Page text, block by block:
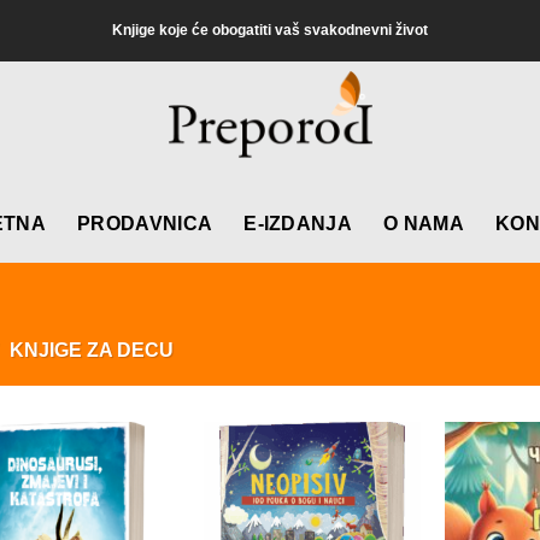
Knjige koje će obogatiti vaš svakodnevni život
PRODAVNICA E-IZDANJA O NAMA
KNJIGE ZA DECU